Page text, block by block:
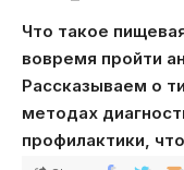
Что такое
вовремя пройти
Рассказываем о
методах
профилактики,